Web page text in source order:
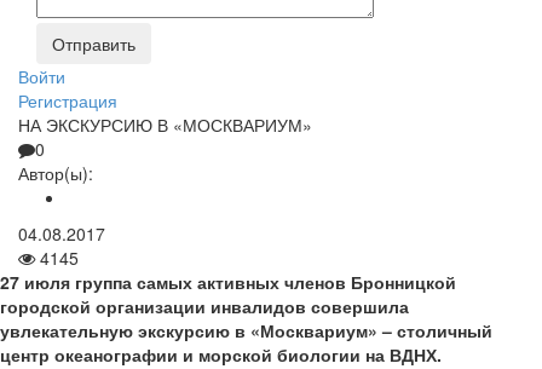
Войти
Регистрация
НА ЭКСКУРСИЮ В «МОСКВАРИУМ»
0
Автор(ы):
04.08.2017
4145
27 июля группа самых активных членов Бронницкой
городской организации инвалидов совершила
увлекательную экскурсию в «Москвариум» – столичный
центр океанографии и морской биологии на ВДНХ.